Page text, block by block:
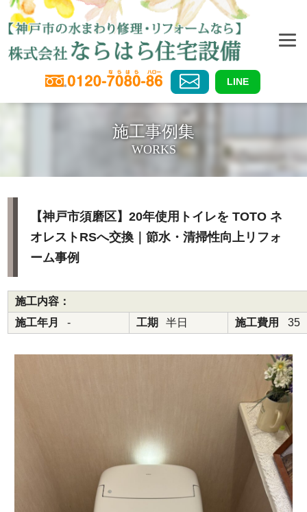
LINE
施工事例集
WORKS
【神戸市須磨区】20年使用トイレを TOTO ネ
オレストRSへ交換｜節水・清掃性向上リフォ
ーム事例
施工内容：
施工年月
- 工期 半日 施工費用 35